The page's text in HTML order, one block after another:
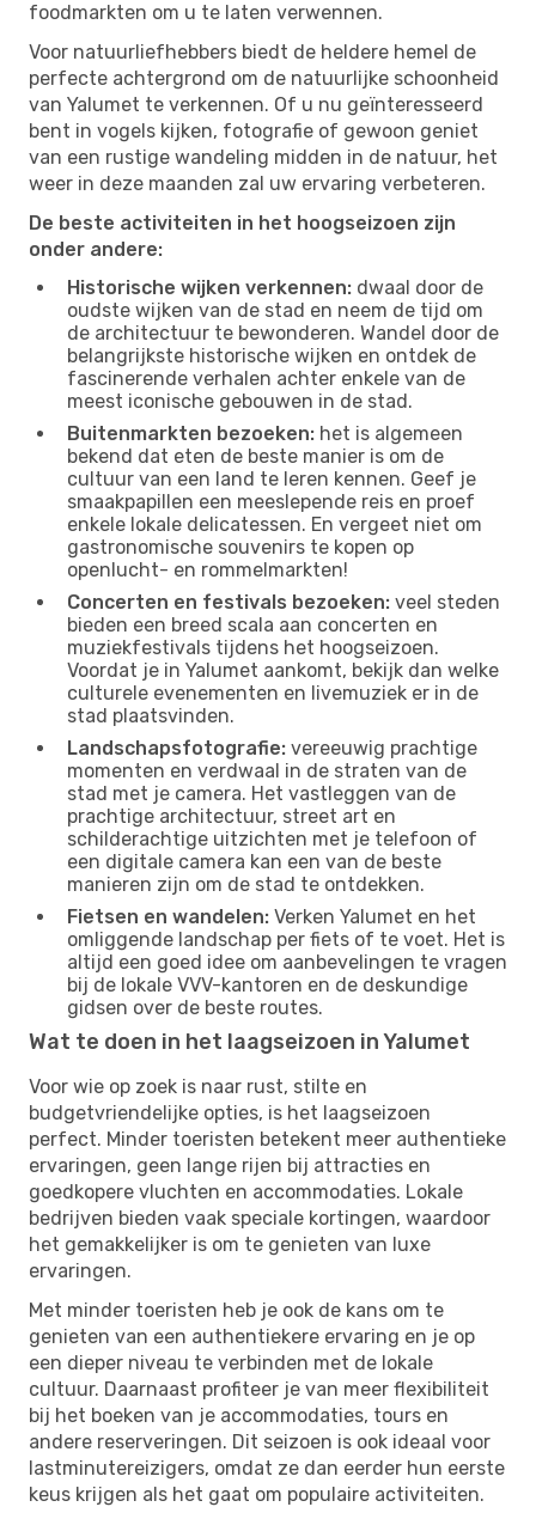
foodmarkten om u te laten verwennen.
Voor natuurliefhebbers biedt de heldere hemel de
perfecte achtergrond om de natuurlijke schoonheid
van Yalumet te verkennen. Of u nu geïnteresseerd
bent in vogels kijken, fotografie of gewoon geniet
van een rustige wandeling midden in de natuur, het
weer in deze maanden zal uw ervaring verbeteren.
De beste activiteiten in het hoogseizoen zijn
onder andere:
Historische wijken verkennen: dwaal door de
oudste wijken van de stad en neem de tijd om
de architectuur te bewonderen. Wandel door de
belangrijkste historische wijken en ontdek de
fascinerende verhalen achter enkele van de
meest iconische gebouwen in de stad.
Buitenmarkten bezoeken: het is algemeen
bekend dat eten de beste manier is om de
cultuur van een land te leren kennen. Geef je
smaakpapillen een meeslepende reis en proef
enkele lokale delicatessen. En vergeet niet om
gastronomische souvenirs te kopen op
openlucht- en rommelmarkten!
Concerten en festivals bezoeken: veel steden
bieden een breed scala aan concerten en
muziekfestivals tijdens het hoogseizoen.
Voordat je in Yalumet aankomt, bekijk dan welke
culturele evenementen en livemuziek er in de
stad plaatsvinden.
Landschapsfotografie: vereeuwig prachtige
momenten en verdwaal in de straten van de
stad met je camera. Het vastleggen van de
prachtige architectuur, street art en
schilderachtige uitzichten met je telefoon of
een digitale camera kan een van de beste
manieren zijn om de stad te ontdekken.
Fietsen en wandelen: Verken Yalumet en het
omliggende landschap per fiets of te voet. Het is
altijd een goed idee om aanbevelingen te vragen
bij de lokale VVV-kantoren en de deskundige
gidsen over de beste routes.
Wat te doen in het laagseizoen in Yalumet
Voor wie op zoek is naar rust, stilte en
budgetvriendelijke opties, is het laagseizoen
perfect. Minder toeristen betekent meer authentieke
ervaringen, geen lange rijen bij attracties en
goedkopere vluchten en accommodaties. Lokale
bedrijven bieden vaak speciale kortingen, waardoor
het gemakkelijker is om te genieten van luxe
ervaringen.
Met minder toeristen heb je ook de kans om te
genieten van een authentiekere ervaring en je op
een dieper niveau te verbinden met de lokale
cultuur. Daarnaast profiteer je van meer flexibiliteit
bij het boeken van je accommodaties, tours en
andere reserveringen. Dit seizoen is ook ideaal voor
lastminutereizigers, omdat ze dan eerder hun eerste
keus krijgen als het gaat om populaire activiteiten.